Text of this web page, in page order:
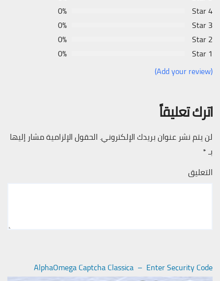
4 Star
0%
3 Star
0%
2 Star
0%
1 Star
0%
(Add your review)
اترك تعليقاً
لن يتم نشر عنوان بريدك الإلكتروني. الحقول الإلزامية مشار إليها
بـ*
التعليق
AlphaOmega Captcha Classica – Enter Security Code